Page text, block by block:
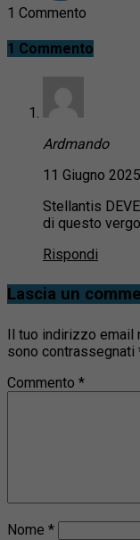
1 Commento
1 Commento
Ardmando
11 Giugno
Stellantis
di questo
Rispondi
Lascia un
Il tuo indirizzo
sono contrassegnati
Commento *
Nome *